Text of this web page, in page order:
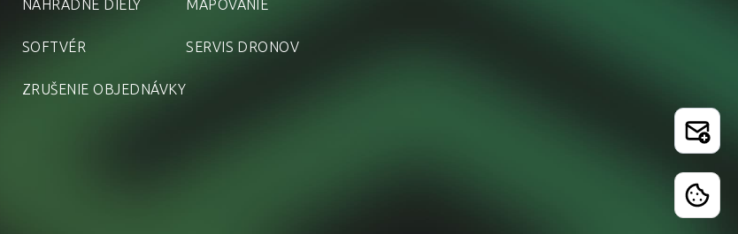
NÁHRADNÉ DIELY
SOFTVÉR
ZRUŠENIE OBJEDNÁVKY
MAPOVANIE
SERVIS DRONOV